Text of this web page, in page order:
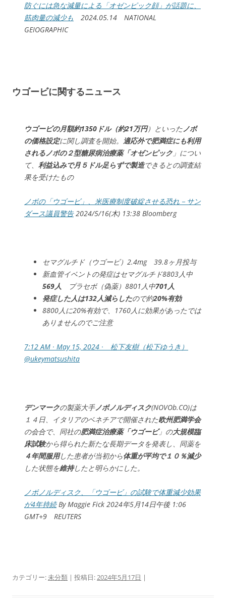
防ぐには急な減量による「オゼンピック顔」が話題に、
筋肉量の減少も 2024.05.14 NATIONAL
GEIOGRAPHIC
ウゴービに関するニュース
ウゴービの月額約1350ドル（約21万円）といったノボ
の価格設定に関し調査を開始。 適応外で肥満症にも利用
されるノボの２型糖尿病治療薬「オゼンピック 」につい
て、 利益込みで月５ドル足らずで製造できるとの調査結
果を受けたもの
ノボの「ウゴービ」、米医療制度破綻させる恐れ－サン
ダース議員警告2024/5/16(木) 13:38 Bloomberg
セマグルチド（ウゴービ）2.4mg 39.8ヶ月投与
新血管イベントの発症はセマグルチド8803人中
569人 プラセボ（偽薬）8801人中701人
発症した人は132人減らしたので約20%有効
8800人に20%有効で、1760人に効果があったでは
ありませんのでご注意
7:12 AM · May 15, 2024 · 松下友樹（松下ゆうき）
@ukeymatsushita
デンマークの製薬大手ノボノルディスク(NOVOb.CO)は
１４日、イタリアのベネチアで開催された欧州肥満学会
の会合で、同社の肥満症治療薬「ウゴービ」の大規模臨
床試験から得られた新たな長期データを発表し、同薬を
４年間服用した患者が当初から体重が平均で１０％減少
した状態を維持したと明らかにした。
ノボノルディスク、「ウゴービ」の試験で体重減少効果
が4年持続By Maggie Fick 2024年5月14日午後 1:06
GMT+9 REUTERS
カテゴリー:未分類 | 投稿日:2024年5月17日 |